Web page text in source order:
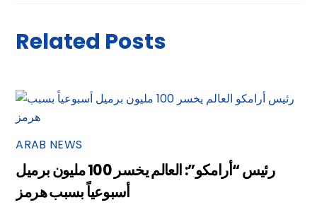
Related Posts
ARAB NEWS
رئيس “أرامكو”: العالم يخسر 100 مليون برميل
أسبوعياً بسبب هرمز